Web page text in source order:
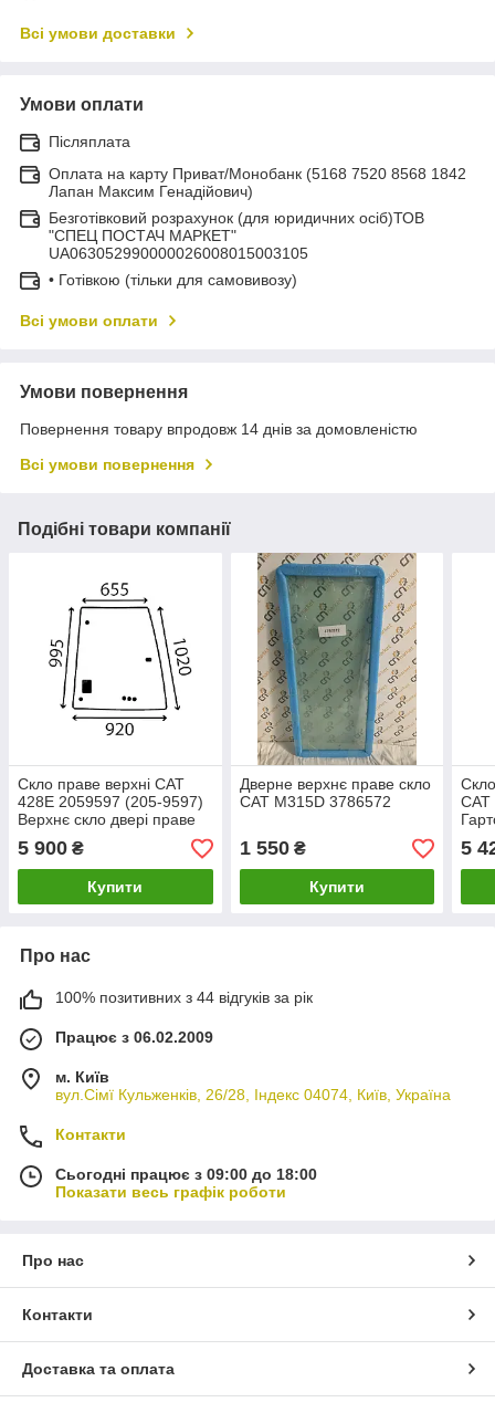
Всі умови доставки
Умови оплати
Післяплата
Оплата на карту Приват/Монобанк (5168 7520 8568 1842
Лапан Максим Генадійович)
Безготівковий розрахунок (для юридичних осіб)ТОВ
"СПЕЦ ПОСТАЧ МАРКЕТ"
UA063052990000026008015003105
• Готівкою (тільки для самовивозу)
Всі умови оплати
Умови повернення
Повернення товару впродовж 14 днів за домовленістю
Всі умови повернення
Подібні товари компанії
Скло праве верхні CAT
428E 2059597 (205-9597)
Верхнє скло двері праве
CATERPILLAR 428E 428F
2059597
5 900 ₴
Купити
Дверне верхнє праве скло
CAT M315D 3786572
1 550₴
Купити
5
Про нас
100% позитивних з 44 відгуків за рік
Працює з 06.02.2009
м. Київ
вул.Сімї Кульженків, 26/28, Індекс 04074, Київ, Україна
Контакти
Сьогодні працює з 09:00 до 18:00
Показати весь графік роботи
Про нас
Контакти
Доставка та оплата